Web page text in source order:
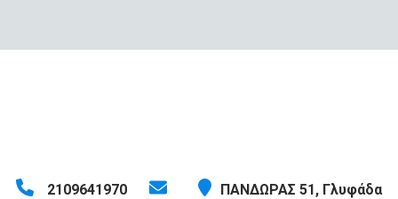
2109641970 ΠΑΝΔΩΡΑΣ 51, Γλυφάδα